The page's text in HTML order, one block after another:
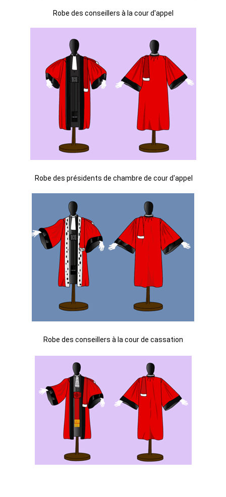
Robe des conseillers à la cour d'appel
Robe des présidents de chambre de cour d'appel
Robe des conseillers à la cour de cassation